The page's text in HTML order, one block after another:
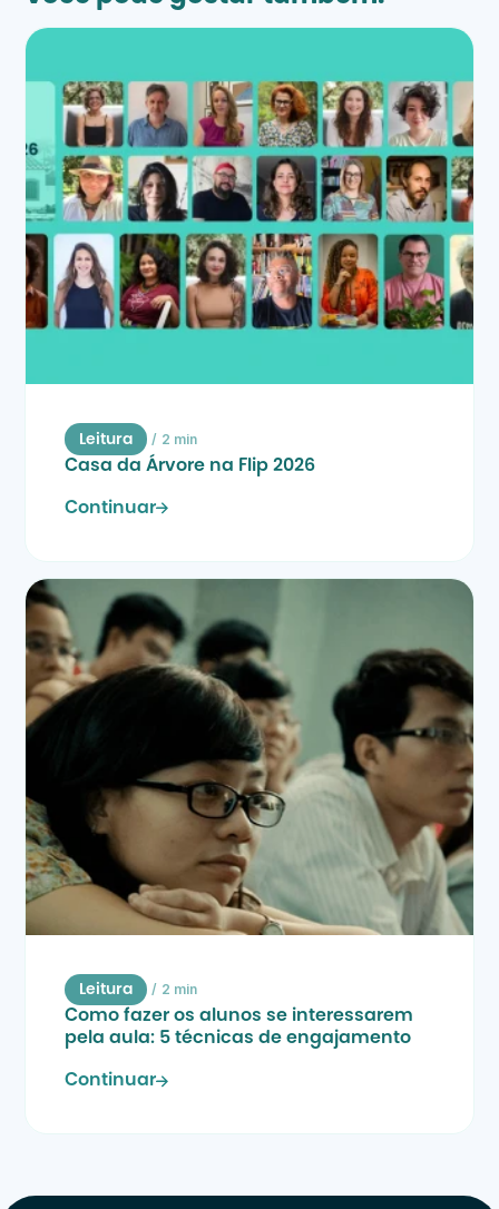
Leitura / 2 min
Casa da Árvore na Flip 2026
Continuar
Leitura / 2 min
Como fazer os alunos se interessarem
pela aula: 5 técnicas de engajamento
Continuar